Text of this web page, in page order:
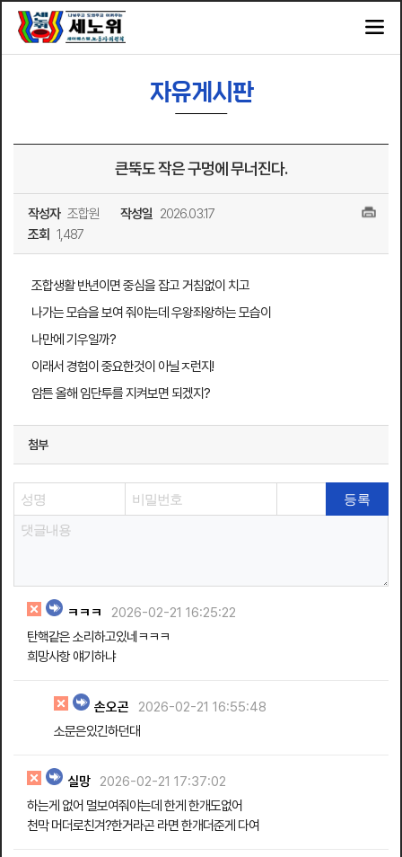
자유게시판
큰뚝도 작은 구멍에 무너진다.
작성자 조합원 작성일 2026.03.17
조회 1,487
조합생활 반년이면 중심을 잡고 거침없이 치고
나가는 모습을 보여 줘야는데 우왕좌왕하는 모습이
나만에 기우일까?
이래서 경험이 중요한것이 아닐ㅈ런지!
암튼 올해 임단투를 지켜보면 되겠지?
첨부
ㅋㅋㅋ
2026-02-21 16:25:22
탄핵같은 소리하고있네ㅋㅋㅋ
희망사항 얘기하냐
손오곤
2026-02-21 16:55:48
소문은있긴하던대
실망
2026-02-21 17:37:02
하는게 없어 멀보여줘야는데 한게 한개도없어
천막 머더로친겨?한거라곤 라면 한개더준게 다여